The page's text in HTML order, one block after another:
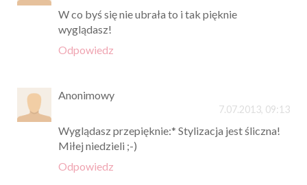
W co byś się nie ubrała to i tak pięknie
wyglądasz!
Odpowiedz
Anonimowy
7.07.2013, 09:13
Wyglądasz przepięknie:* Stylizacja jest śliczna!
Miłej niedzieli ;-)
Odpowiedz